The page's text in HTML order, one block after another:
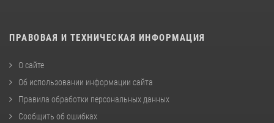
ПРАВОВАЯ И ТЕХНИЧЕСКАЯ ИНФОРМАЦИЯ
О сайте
Об использовании информации сайта
Правила обработки персональных данных
Сообщить об ошибках